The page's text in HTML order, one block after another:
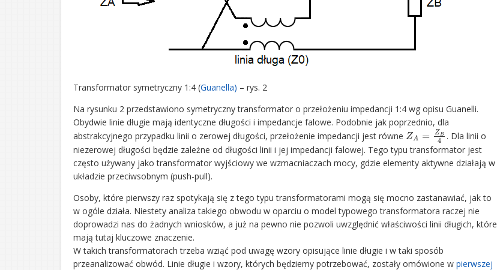
Transformator symetryczny 1:4 (Guanella) – rys. 2
Na rysunku 2 przedstawiono symetryczny transformator o przełożeniu impedancji 1:4 wg opisu Guanelli.
Obydwie linie długie mają identyczne długości i impedancje falowe. Podobnie jak poprzednio, dla
abstrakcyjnego przypadku linii o zerowej długości, przełożenie impedancji jest równe
ZA=ZB4
. Dla linii o
niezerowej długości będzie zależne od długości linii i jej impedancji falowej. Tego typu transformator jest
często używany jako transformator wyjściowy we wzmacniaczach mocy, gdzie elementy aktywne działają w
układzie przeciwsobnym (push-pull).
Osoby, które pierwszy raz spotykają się z tego typu transformatorami mogą się mocno zastanawiać, jak to
w ogóle działa. Niestety analiza takiego obwodu w oparciu o model typowego transformatora raczej nie
doprowadzi nas do żadnych wniosków, a już na pewno nie pozwoli uwzględnić właściwości linii długich, które
mają tutaj kluczowe znaczenie.
W takich transformatorach trzeba wziąć pod uwagę wzory opisujące linie długie i w taki sposób
przeanalizować obwód. Linie długie i wzory, których będziemy potrzebować, zostały omówione w pierwszej